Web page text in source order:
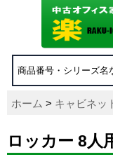
ホーム > キャビネッ
ロッカー 8人